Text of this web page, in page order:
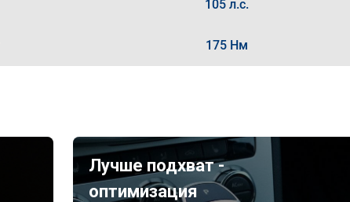
105 л.с.
175 Нм
Лучше подхват -
оптимизация